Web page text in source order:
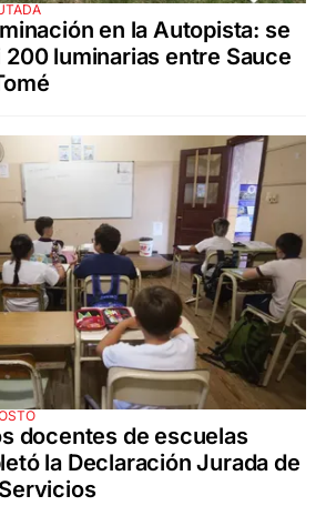
en la Autopista: se
luminarias entre Sauce
docentes de escuelas
la Declaración Jurada de